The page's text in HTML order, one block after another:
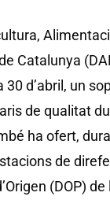
Catalunya
d’abril, un
de qualitat
ha ofert,
de
(DOP)